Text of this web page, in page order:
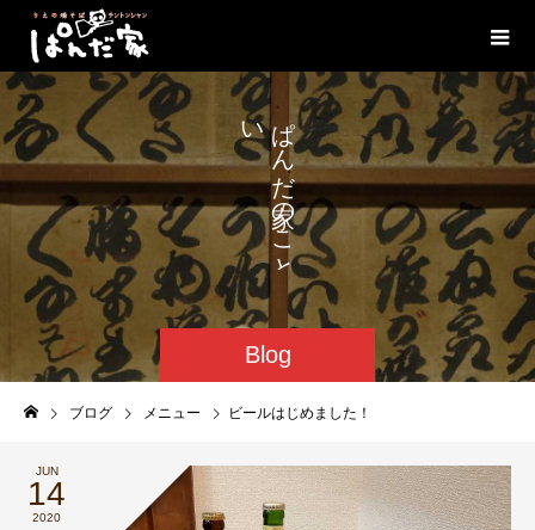
Blog
ぱ
ん
だ
の
こ
と
い
ろ
い
ろ
ブログ メニュー ビールはじめました！
JUN
14
2020